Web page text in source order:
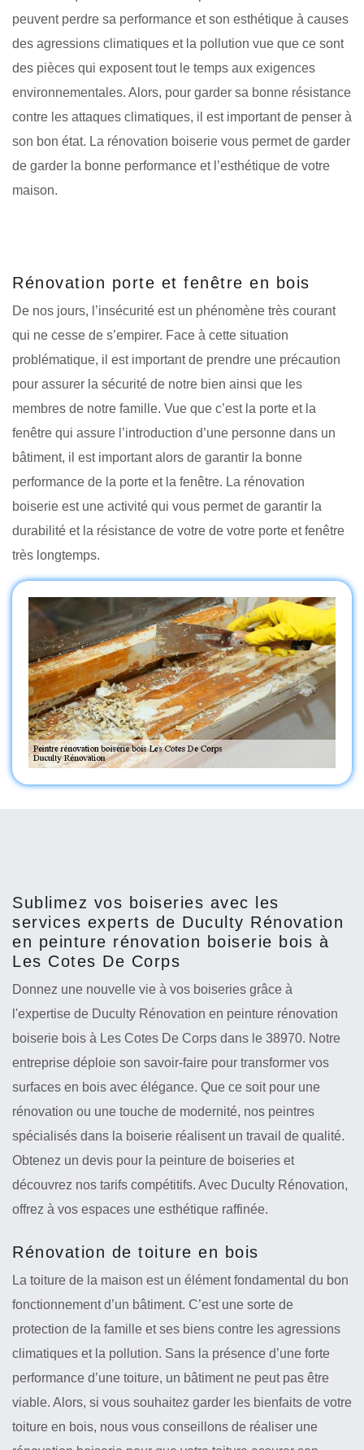
peuvent perdre sa performance et son esthétique à causes
des agressions climatiques et la pollution vue que ce sont
des pièces qui exposent tout le temps aux exigences
environnementales. Alors, pour garder sa bonne résistance
contre les attaques climatiques, il est important de penser à
son bon état. La rénovation boiserie vous permet de garder
de garder la bonne performance et l’esthétique de votre
maison.
Rénovation porte et fenêtre en bois
De nos jours, l’insécurité est un phénomène très courant
qui ne cesse de s’empirer. Face à cette situation
problématique, il est important de prendre une précaution
pour assurer la sécurité de notre bien ainsi que les
membres de notre famille. Vue que c’est la porte et la
fenêtre qui assure l’introduction d’une personne dans un
bâtiment, il est important alors de garantir la bonne
performance de la porte et la fenêtre. La rénovation
boiserie est une activité qui vous permet de garantir la
durabilité et la résistance de votre de votre porte et fenêtre
très longtemps.
Sublimez vos boiseries avec les
services experts de Duculty Rénovation
en peinture rénovation boiserie bois à
Les Cotes De Corps
Donnez une nouvelle vie à vos boiseries grâce à
l'expertise de Duculty Rénovation en peinture rénovation
boiserie bois à Les Cotes De Corps dans le 38970. Notre
entreprise déploie son savoir-faire pour transformer vos
surfaces en bois avec élégance. Que ce soit pour une
rénovation ou une touche de modernité, nos peintres
spécialisés dans la boiserie réalisent un travail de qualité.
Obtenez un devis pour la peinture de boiseries et
découvrez nos tarifs compétitifs. Avec Duculty Rénovation,
offrez à vos espaces une esthétique raffinée.
Rénovation de toiture en bois
La toiture de la maison est un élément fondamental du bon
fonctionnement d’un bâtiment. C’est une sorte de
protection de la famille et ses biens contre les agressions
climatiques et la pollution. Sans la présence d’une forte
performance d’une toiture, un bâtiment ne peut pas être
viable. Alors, si vous souhaitez garder les bienfaits de votre
toiture en bois, nous vous conseillons de réaliser une